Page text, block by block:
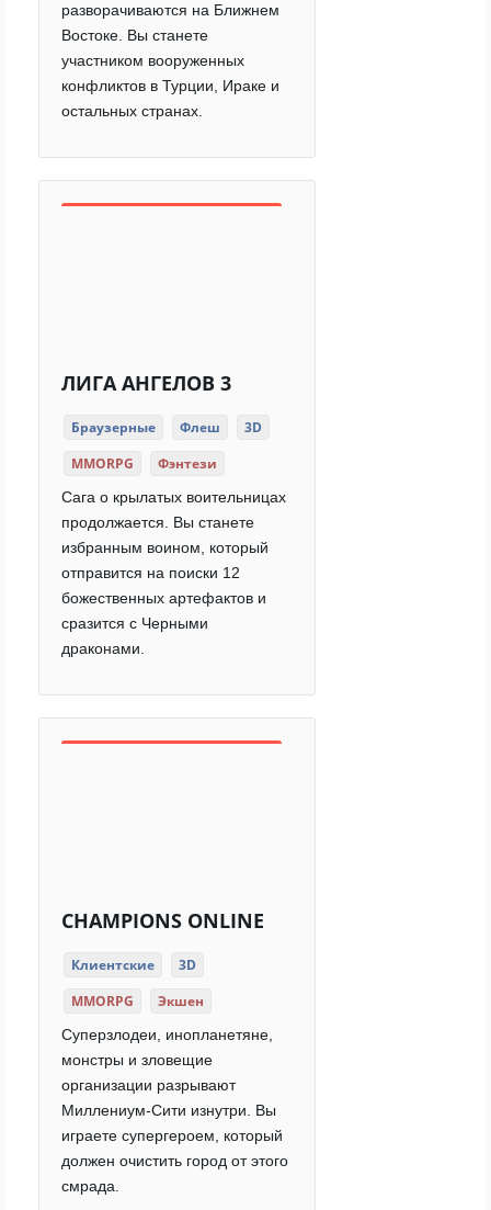
разворачиваются на Ближнем
Востоке. Вы станете
участником вооруженных
конфликтов в Турции, Ираке и
остальных странах.
ЛИГА АНГЕЛОВ 3
Браузерные Флеш
3D
MMORPG
Фэнтези
Сага о крылатых воительницах
продолжается. Вы станете
избранным воином, который
отправится на поиски 12
божественных артефактов и
сразится с Черными
драконами.
CHAMPIONS ONLINE
Клиентские
3D
MMORPG
Экшен
Суперзлодеи, инопланетяне,
монстры и зловещие
организации разрывают
Миллениум-Сити изнутри. Вы
играете супергероем, который
должен очистить город от этого
смрада.